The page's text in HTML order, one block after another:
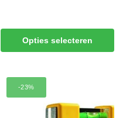
Opties selecteren
product
heeft
variaties.
-23%